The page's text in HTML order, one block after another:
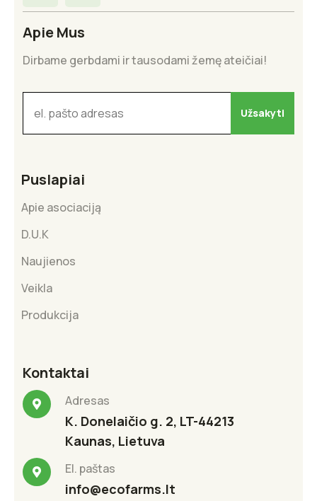
Apie Mus
Dirbame gerbdami ir tausodami žemę ateičiai!
Puslapiai
Apie asociaciją
D.U.K
Naujienos
Veikla
Produkcija
Kontaktai
Adresas
K. Donelaičio g. 2, LT-44213
Kaunas, Lietuva
El. paštas
info@ecofarms.lt